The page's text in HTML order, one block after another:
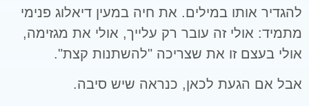
להגדיר אותו במילים. את חיה במעין דיאלוג פנימי
מתמיד: אולי זה עובר רק עלייך, אולי את מגזימה,
אולי בעצם זו את שצריכה "להשתנות קצת".
אבל אם הגעת לכאן, כנראה שיש סיבה.